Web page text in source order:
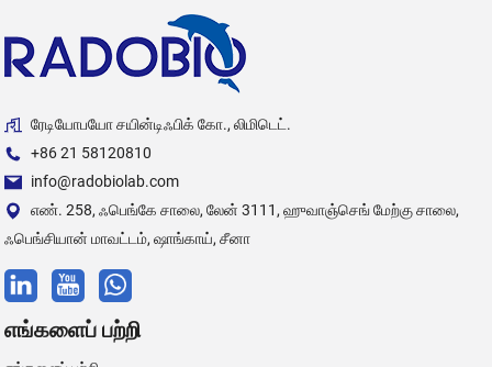
ரேடியோபயோ சயின்டிஃபிக் கோ., லிமிடெட்.
+86 21 58120810
info@radobiolab.com
எண். 258, ஃபெங்கே சாலை, லேன் 3111, ஹுவாஞ்செங் மேற்கு சாலை,
ஃபெங்சியான் மாவட்டம், ஷாங்காய், சீனா
எங்களைப் பற்றி